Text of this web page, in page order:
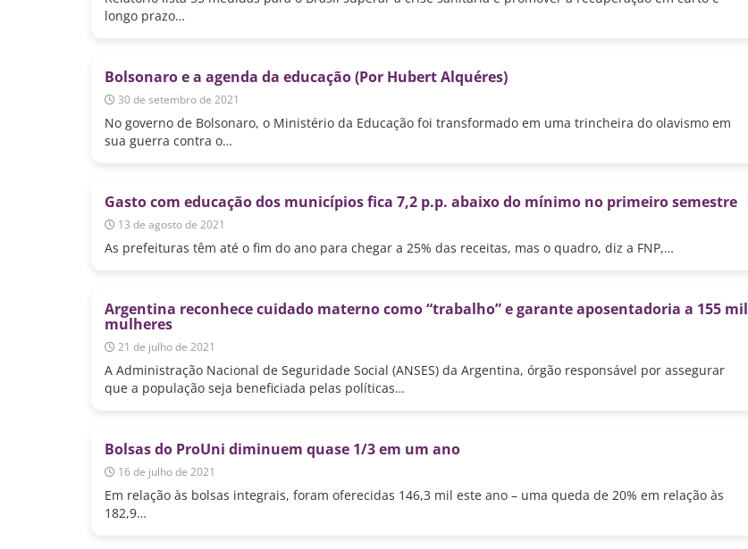
longo prazo…
Bolsonaro e a agenda da educação (Por Hubert Alquéres)
30 de setembro de 2021
No governo de Bolsonaro, o Ministério da Educação foi transformado em uma trincheira do olavismo em
sua guerra contra o…
Gasto com educação dos municípios fica 7,2 p.p. abaixo do mínimo no primeiro semestre
13 de agosto de 2021
As prefeituras têm até o fim do ano para chegar a 25% das receitas, mas o quadro, diz a FNP,…
Argentina reconhece cuidado materno como “trabalho” e garante aposentadoria a 155 mil
mulheres
21 de julho de 2021
A Administração Nacional de Seguridade Social (ANSES) da Argentina, órgão responsável por assegurar
que a população seja beneficiada pelas políticas…
Bolsas do ProUni diminuem quase 1/3 em um ano
16 de julho de 2021
Em relação às bolsas integrais, foram oferecidas 146,3 mil este ano – uma queda de 20% em relação às
182,9…